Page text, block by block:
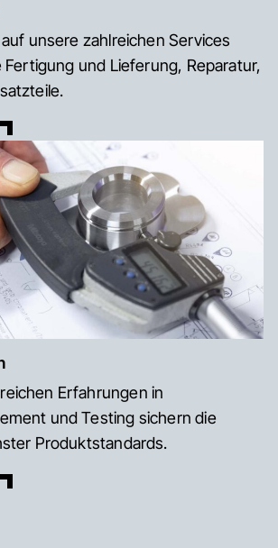
unsere zahlreichen Services
Fertigung und Lieferung, Reparatur,
Erfahrungen in
und Testing sichern die
Produktstandards.